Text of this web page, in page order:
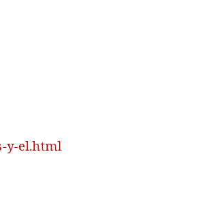
y-el.html